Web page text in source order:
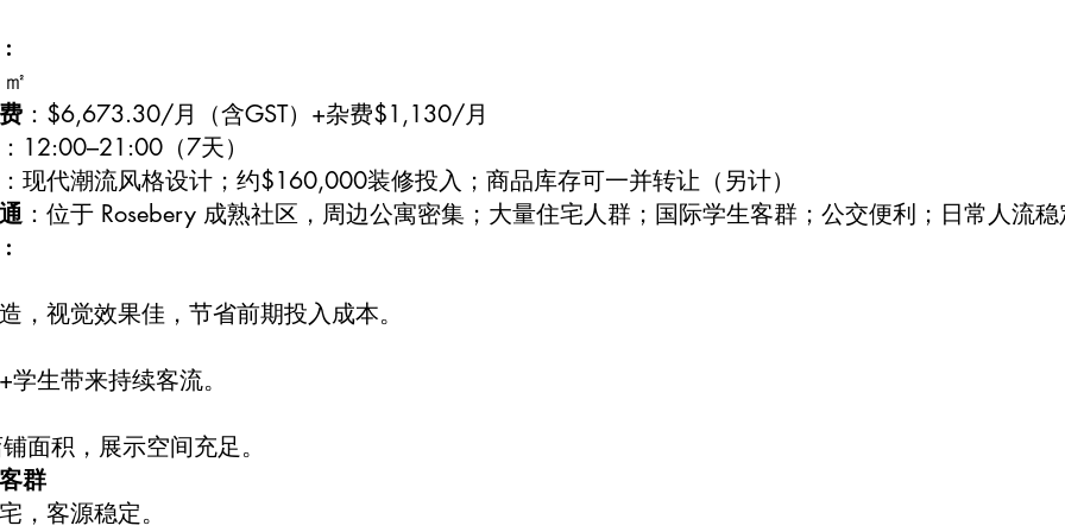
：$6,673.30/月（含GST）+杂费$1,130/月
：12:00–21:00（7天）
：现代潮流风格设计；约$160,000装修投入；商品库存可一并转让（另计）
：位于 Rosebery 成熟社区，周边公寓密集；大量住宅人群；国际学生客群；公交便利；日常人流稳
，视觉效果佳，节省前期投入成本。
学生带来持续客流。
面积，展示空间充足。
群
，客源稳定。